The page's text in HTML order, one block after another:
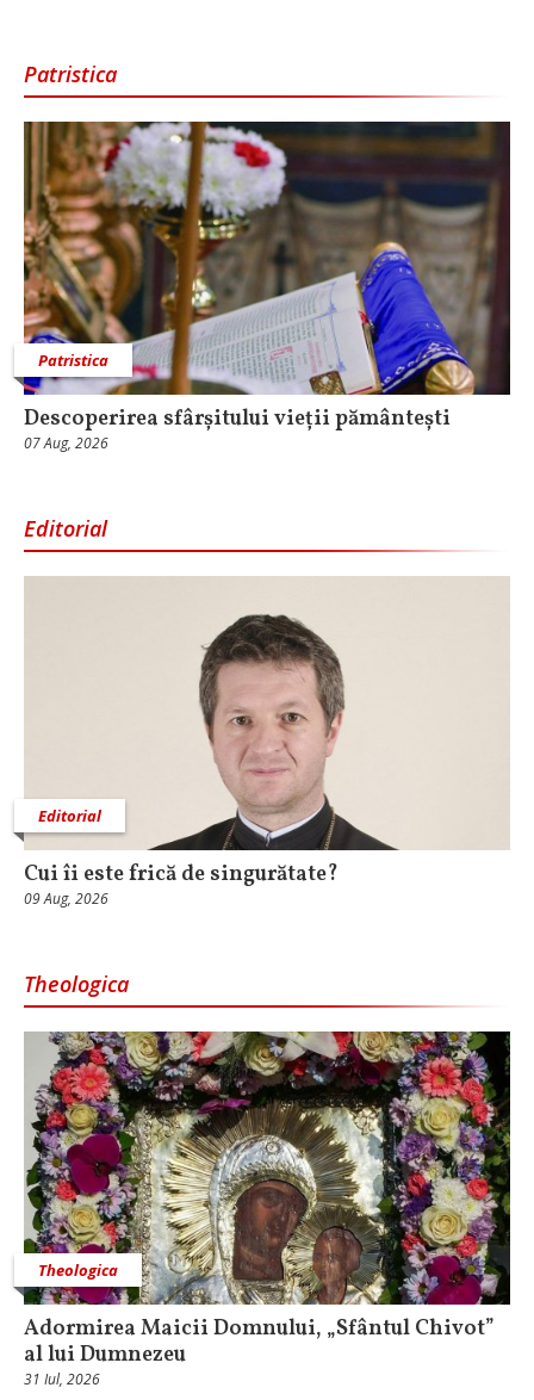
Patristica
Patristica
Descoperirea sfârșitului vieții pământești
07 Aug, 2026
Editorial
Editorial
Cui îi este frică de singurătate?
09 Aug, 2026
Theologica
Theologica
Adormirea Maicii Domnului, „Sfântul Chivot”
al lui Dumnezeu
31 Iul, 2026